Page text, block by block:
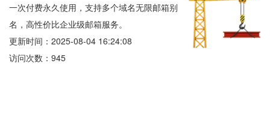
一次付费永久使用，支持多个域名无限邮箱别
名，高性价比企业级邮箱服务。
更新时间：2025-08-04 16:24:08
访问次数：945